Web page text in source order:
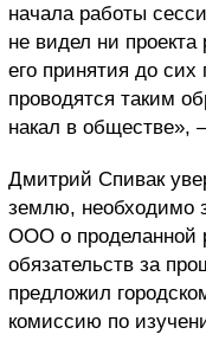
начала работы
не видел ни
его принятия до
проводятся таким
накал в обществе»,
Дмитрий Спивак
землю, необходимо
ООО о проделанной
обязательств за
предложил
комиссию по